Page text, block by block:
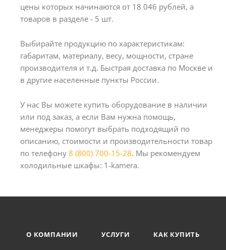
цены которых начинаются от 18 046 рублей, а
товаров в разделе - 5 шт.
Выбирайте продукцию по характеристикам:
габаритам, материалу, весу, мощности, стране
производителя и т.д. Быстрая доставка по Москве и
в другие населенные пункты России.
У нас Вы можете купить оборудование в наличии
или под заказ, а если Вам нужна помощь,
менеджеры помогут выбрать подходящий по
описанию, стоимости и производительности товар
по телефону 8 (800) 700-15-28. Мы рекомендуем
холодильные шкафы: 1-kamera.
О КОМПАНИИ УСЛУГИ
КАК КУПИТЬ